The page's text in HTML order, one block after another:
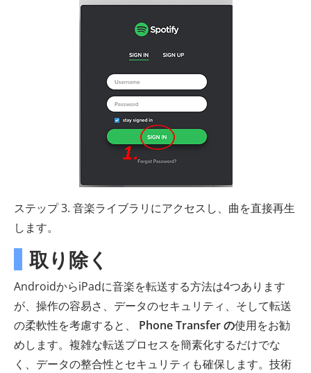
ステップ 3. 音楽ライブラリにアクセスし、曲を直接再生
します。
取り除く
AndroidからiPadに音楽を転送する方法は4つあります
が、操作の容易さ、データのセキュリティ、そして転送
の柔軟性を考慮すると、 Phone Transfer の使用をお勧
めします。複雑な転送プロセスを簡素化するだけでな
く、データの整合性とセキュリティも確保します。技術